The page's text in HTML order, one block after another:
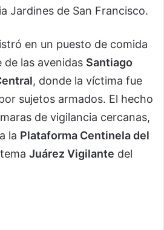
Jardines de San Francisco.
en un puesto de comida
de las avenidas Santiago
, donde la víctima fue
sujetos armados. El hecho
de vigilancia cercanas,
la Plataforma Centinela del
Juárez Vigilante del